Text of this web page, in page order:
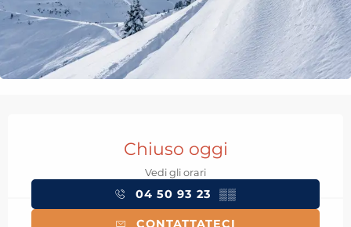
Chiuso oggi
Vedi gli orari
04 50 93 23 ▒▒
CONTATTATECI